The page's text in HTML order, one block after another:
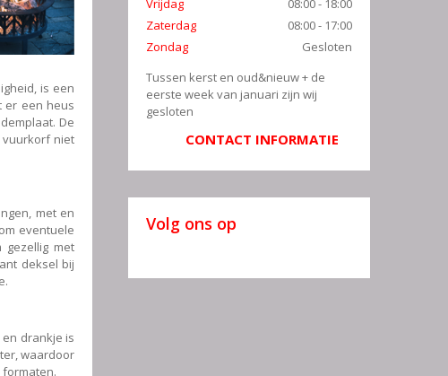
is een
er een heus
De
vuurkorf niet
met en
eventuele
met
deksel bij
drankje is
waardoor
formaten.
Vrijdag
08:00 - 18:00
Zaterdag
08:00 - 17:00
Zondag
Gesloten
Tussen kerst en oud&nieuw + de
eerste week van januari zijn wij
gesloten
CONTACT INFORMATIE
Volg ons op